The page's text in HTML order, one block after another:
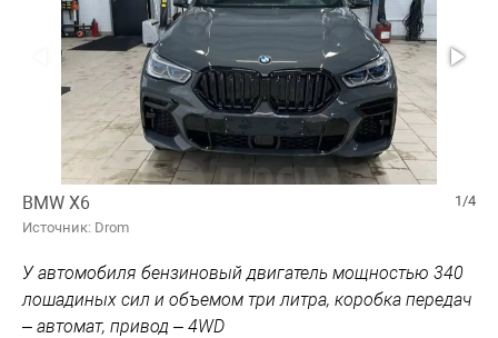
1/4
BMW X6
Источник: Drom
У автомобиля бензиновый двигатель мощностью 340
лошадиных сил и объемом три литра, коробка передач
– автомат, привод – 4WD